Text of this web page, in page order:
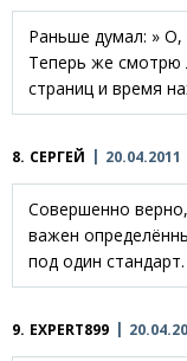
Раньше думал: » О,
Теперь же смотрю
страниц и время
8. СЕРГЕЙ 20.04.2011
Совершенно
важен
под один стандарт.
9. EXPERT899